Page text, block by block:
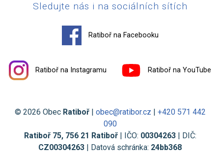
Sledujte nás i na sociálních sítích
Ratiboř na Facebooku
Ratiboř na Instagramu Ratiboř na YouTube
© 2026 Obec Ratiboř| obec@ratibor.cz | +420 571 442
090
Ratiboř 75, 756 21 Ratiboř| IČO: 00304263| DIČ:
CZ00304263 | Datová schránka: 24bb368